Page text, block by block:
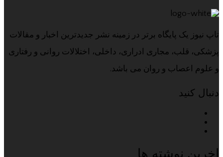
تاپ نیوز یک پایگاه برتر در زمینه نشر جدیدترین اخبار و مقالات
پزشکی، قلب، مجاری ادراری، داخلی، اختلالات روانی و رفتاری
و علوم اعصاب و روان می باشد.
دنبال کنید
اخرین نوشته ها